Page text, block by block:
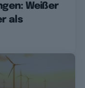
Weißer
als